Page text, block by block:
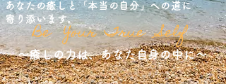
あなたの癒しと「本当の自分」への道に
寄り添います。
～​癒しの力は、あなた自身の中に～
​Be Your True Self